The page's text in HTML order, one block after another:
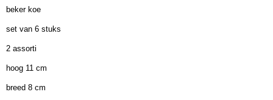
EAN code
11 x 8 x 11 cm
beker koe
set van 6 stuks
2 assorti
hoog 11 cm
breed 8 cm